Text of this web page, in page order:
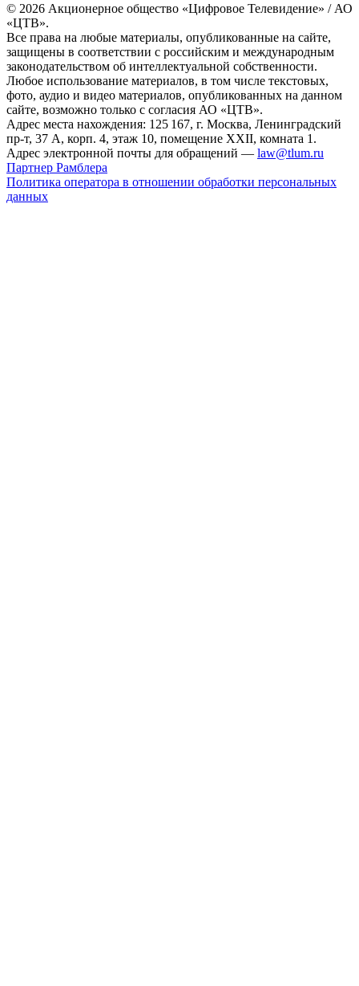
© 2026 Акционерное общество «Цифровое Телевидение» / АО
«ЦТВ».
Все права на любые материалы, опубликованные на сайте,
защищены в соответствии с российским и международным
законодательством об интеллектуальной собственности.
Любое использование материалов, в том числе текстовых,
фото, аудио и видео материалов, опубликованных на данном
сайте, возможно только с согласия АО «ЦТВ».
Адрес места нахождения: 125 167, г. Москва, Ленинградский
пр-т, 37 А, корп. 4, этаж 10, помещение XXII, комната 1.
Адрес электронной почты для обращений — law@tlum.ru
Партнер Рамблера
Политика оператора в отношении обработки персональных
данных